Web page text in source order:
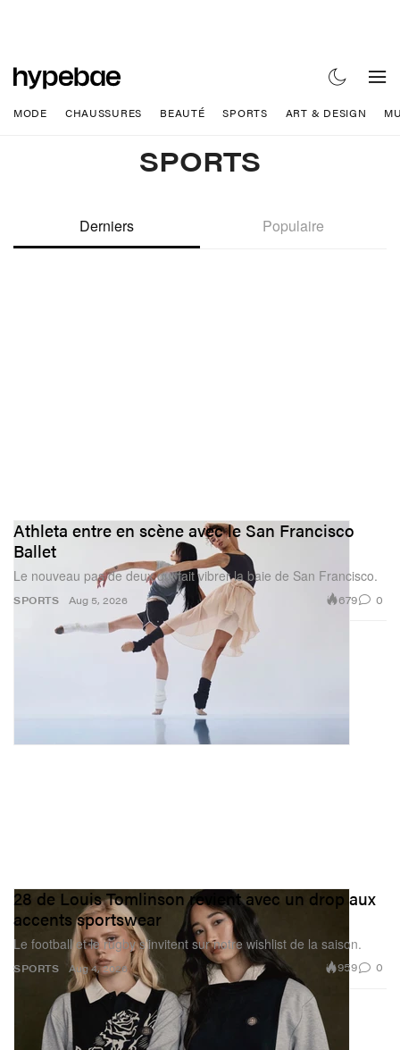
MODE CHAUSSURES BEAUTÉ SPORTS ART & DESIGN
SPORTS
Derniers Populaire
SPORTS
Athleta entre en scène avec le San Francisco
Ballet
Le nouveau pas de deux qui fait vibrer la baie de San Francisco.
Aug 5, 2026 679 0
SPORTS
28 de Louis Tomlinson revient avec un drop aux
accents sportswear
Le football et le rugby s’invitent sur notre wishlist de la saison.
Aug 4, 2026 959 0